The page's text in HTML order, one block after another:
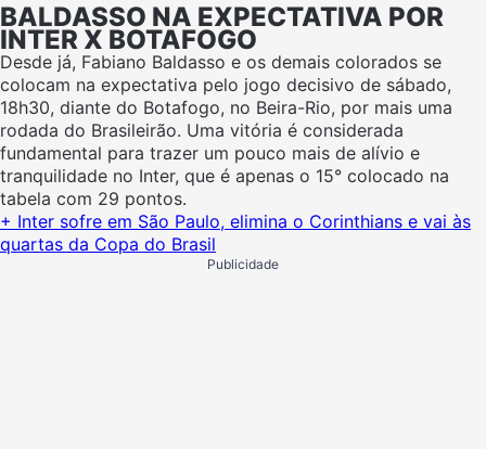
BALDASSO NA EXPECTATIVA POR
INTER X BOTAFOGO
Desde já, Fabiano Baldasso e os demais colorados se
colocam na expectativa pelo jogo decisivo de sábado,
18h30, diante do Botafogo, no Beira-Rio, por mais uma
rodada do Brasileirão. Uma vitória é considerada
fundamental para trazer um pouco mais de alívio e
tranquilidade no Inter, que é apenas o 15° colocado na
tabela com 29 pontos.
+ Inter sofre em São Paulo, elimina o Corinthians e vai às
quartas da Copa do Brasil
Publicidade